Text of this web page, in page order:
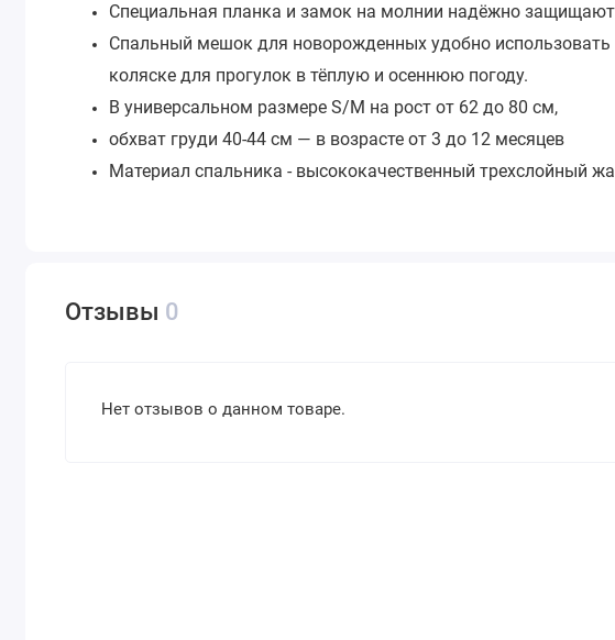
Специальная планка и замок на молнии надёжно защищают
Спальный мешок для новорожденных удобно использовать
коляске для прогулок в тёплую и осеннюю погоду.
В универсальном размере S/M на рост от 62 до 80 см,
обхват груди 40-44 см — в возрасте от 3 до 12 месяцев
Материал спальника - высококачественный трехслойный
Отзывы 0
Нет отзывов о данном товаре.